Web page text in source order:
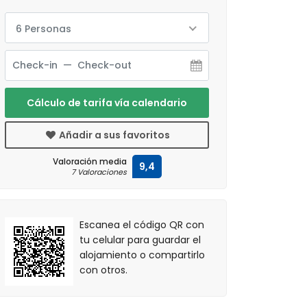
6 Personas
Cálculo de tarifa vía calendario
Añadir a sus favoritos
Valoración media
7 Valoraciones 9,4
Escanea el código QR con
tu celular para guardar el
alojamiento o compartirlo
con otros.